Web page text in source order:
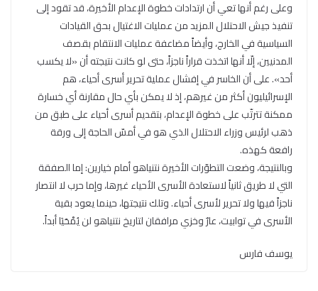
وعلى رغم أنها تعي أن ارتدادات خطوة الإعدام الأخيرة، قد تقود إلى
تنفيذ جيش الاحتلال المزيد من عمليات الاغتيال بحق القيادات
السياسية في الخارج، وأيضاً مضاعفة عمليات الانتقام بقصف
المدنيين، إلّا أنها اتخذت قراراً ناجزاً، حتى لو كانت نتيجته أن «لا يكسب
أحد». على أن الخاسر في إفشال عملية تحرير أسرى أحياء، هم
الإسرائيليون أكثر من غيرهم، إذ لا يمكن بأي حال مقارنة أي خسارة
ممكنة تترتّب على خطوة الإعدام، بتقديم أسرى أحياء على طبق من
ذهب لرئيس وزراء الاحتلال الذي هو في أمسّ الحاجة إلى ورقة
رافعة كهذه.
وبالنتيجة، وضعت التطوّرات الأخيرة نتنياهو أمام خيارين: إما الصفقة
التي لا طريق ثانياً لاستعادة الأسرى الأحياء غيرها، وإما حرب لا انتصار
ناجزاً فيها ولا تحرير لأسرى أحياء. وتلك نتيجتها، حينما يعود بقية
الأسرى في توابيت، عارٌ وخزي مرافقان لتاريخ نتنياهو لن يُمْحَيَا أبداً.
يوسف فارس